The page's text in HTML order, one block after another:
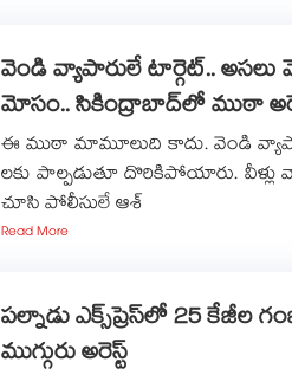
వెండి వ్యాపారులే టార్గెట్..
మోసం.. సికింద్రాబాద్⁭లో ముఠా
ఈ ముఠా మామూలుది కాదు. వెండి
లకు పాల్పడుతూ దొరికిపోయారు. వీళ్లు
చూసి పోలీసులే ఆశ్
Read More
పల్నాడు ఎక్స్⁭ప్రెస్⁭లో 25
ముగ్గురు అరెస్ట్